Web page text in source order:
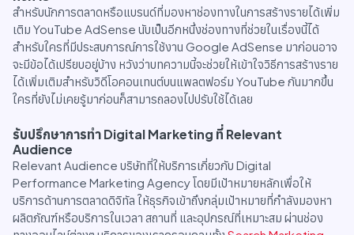
สำหรับนักการตลาดหรือแบรนด์ที่มองหาช่องทางในการสร้างรายได้เพิ่ม
เติม YouTube AdSense นับเป็นอีกหนึ่งช่องทางที่ช่วยในเรื่องนี้ได้
สำหรับใครที่มีประสบการณ์การใช้งาน Google AdSense มาก่อนอาจ
จะมีข้อได้เปรียบอยู่บ้าง หวังว่าบทความนี้จะช่วยให้เข้าใจวิธีการสร้างราย
ได้เพิ่มเติมสำหรับวิดีโอคอนเทนต์บนแพลตฟอร์ม YouTube กันมากขึ้น
ใครที่ยังไม่เคยรู้มาก่อนก็สามารถลองไปปรับใช้ได้เลย
รับปรึกษาการทำ Digital Marketing ที่ Relevant
Audience
Relevant Audience บริษัทที่ให้บริการเกี่ยวกับ Digital
Performance Marketing Agency โดยมีเป้าหมายหลักเพื่อให้
บริการด้านการตลาดดิจิทัล ให้ธุรกิจเข้าถึงกลุ่มเป้าหมายที่กำลังมองหา
ผลิตภัณฑ์หรือบริการในเวลา สถานที่ และอุปกรณ์ที่เหมาะสม ผ่านช่อง